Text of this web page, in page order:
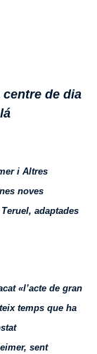
de dia
i Altres
noves
adaptades
«l’acte de gran
temps que ha
sent